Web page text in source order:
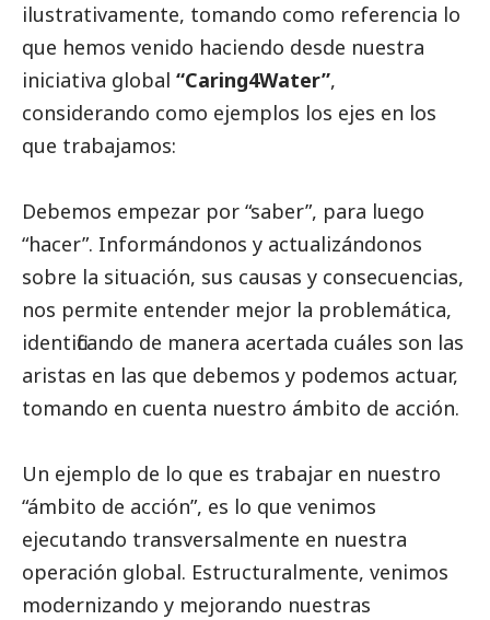
ilustrativamente, tomando como referencia lo
que hemos venido haciendo desde nuestra
iniciativa global “Caring4Water”,
considerando como ejemplos los ejes en los
que trabajamos:
Debemos empezar por “saber”, para luego
“hacer”. Informándonos y actualizándonos
sobre la situación, sus causas y consecuencias,
nos permite entender mejor la problemática,
identificando de manera acertada cuáles son las
aristas en las que debemos y podemos actuar,
tomando en cuenta nuestro ámbito de acción.
Un ejemplo de lo que es trabajar en nuestro
“ámbito de acción”, es lo que venimos
ejecutando transversalmente en nuestra
operación global. Estructuralmente, venimos
modernizando y mejorando nuestras